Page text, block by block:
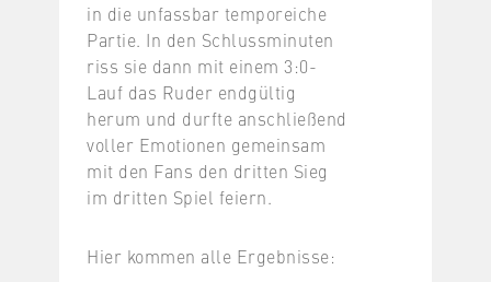
in die unfassbar temporeiche
Partie. In den Schlussminuten
riss sie dann mit einem 3:0-
Lauf das Ruder endgültig
herum und durfte anschließend
voller Emotionen gemeinsam
mit den Fans den dritten Sieg
im dritten Spiel feiern.
Hier kommen alle Ergebnisse: